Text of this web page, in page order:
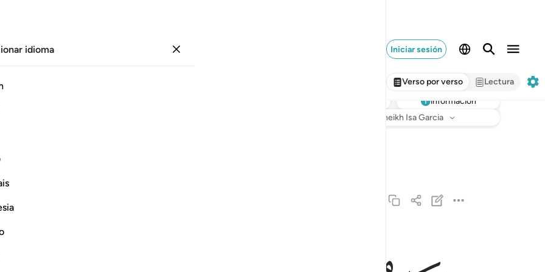
Iniciar sesión
idioma
Verso por verso Lectura
Sacudida)
audio, significado palabra por palabra y transliteración.
información
: Sheikh Isa Garcia